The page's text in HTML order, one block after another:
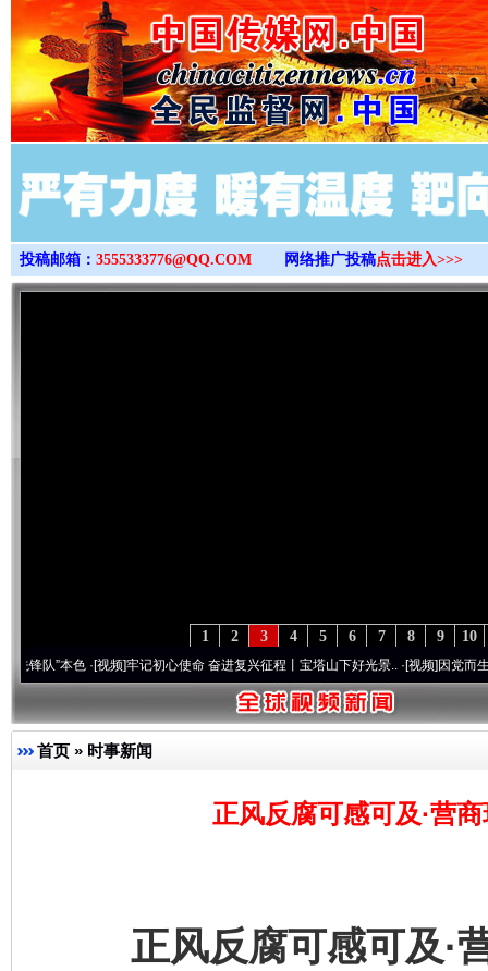
>
投稿邮箱： 3555333776@QQ.COM 网络推广投稿点击进入>>>
10
9
8
7
6
5
4
3
2
1
·[视频]牢记初心使命 奋进复兴征程丨宝塔山下好光景..·[视频]因党而生 为党而战
首页 » 时事新闻
正风反腐可感可及·营
正风反腐可感可及·营